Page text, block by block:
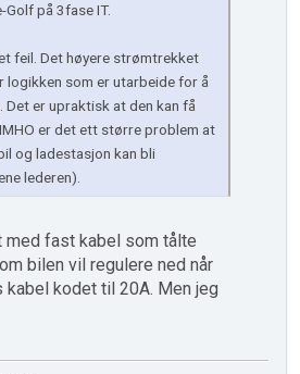
på 3fase IT.
feil. Det høyere strømtrekket
logikken som er utarbeide for å
Det er upraktisk at den kan få
er det ett større problem at
og ladestasjon kan bli
lederen).
med fast kabel som tålte
bilen vil regulere ned når
kabel kodet til 20A. Men jeg